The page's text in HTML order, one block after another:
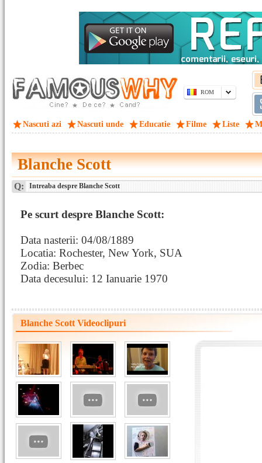
ROM
Nascuti azi Nascuti unde Educatie Filme Liste
Blanche Scott
Q: Intreaba despre Blanche Scott
Pe scurt despre Blanche Scott:
Data nasterii: 04/08/1889
Locatia: Rochester, New York, SUA
Zodia: Berbec
Data decesului: 12 Ianuarie 1970
Blanche Scott Videoclipuri